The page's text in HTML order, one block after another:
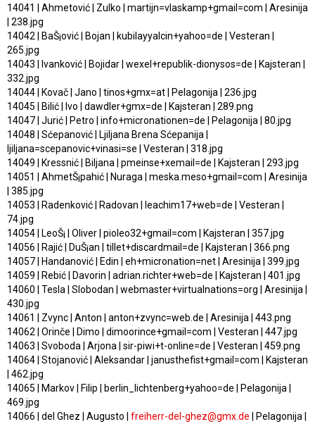
14041 | Ahmetović | Zulko | martijn=vlaskamp+gmail=com | Aresinija
| 238.jpg
14042 | BaŠ¡ović | Bojan | kubilayyalcin+yahoo=de | Vesteran |
265.jpg
14043 | Ivanković | Bojidar | wexel+republik-dionysos=de | Kajsteran |
332.jpg
14044 | Kovač | Jano | tinos+gmx=at | Pelagonija | 236.jpg
14045 | Bilić | Ivo | dawdler+gmx=de | Kajsteran | 289.png
14047 | Jurić | Petro | info+micronationen=de | Pelagonija | 80.jpg
14048 | Sćepanović | Ljiljana Brena Sćepanija |
ljiljana=scepanovic+vinasi=se | Vesteran | 318.jpg
14049 | Kressnić | Biljana | pmeinse+xemail=de | Kajsteran | 293.jpg
14051 | AhmetŠ¡pahić | Nuraga | meska.meso+gmail=com | Aresinija
| 385.jpg
14053 | Radenković | Radovan | leachim17+web=de | Vesteran |
74.jpg
14054 | LeoŠ¡ | Oliver | pioleo32+gmail=com | Kajsteran | 357.jpg
14056 | Rajić | DuŠ¡an | tillet+discardmail=de | Kajsteran | 366.png
14057 | Handanović | Edin | eh+micronation=net | Aresinija | 399.jpg
14059 | Rebić | Davorin | adrian.richter+web=de | Kajsteran | 401.jpg
14060 | Tesla | Slobodan | webmaster+virtualnations=org | Aresinija |
430.jpg
14061 | Zvync | Anton | anton+zvync=web.de | Aresinija | 443.png
14062 | Orinče | Dimo | dimoorince+gmail=com | Vesteran | 447.jpg
14063 | Svoboda | Arjona | sir-piwi+t-online=de | Vesteran | 459.png
14064 | Stojanović | Aleksandar | janusthefist+gmail=com | Kajsteran
| 462.jpg
14065 | Markov | Filip | berlin_lichtenberg+yahoo=de | Pelagonija |
469.jpg
14066 | del Ghez | Augusto | freiherr-del-ghez@gmx.de | Pelagonija |